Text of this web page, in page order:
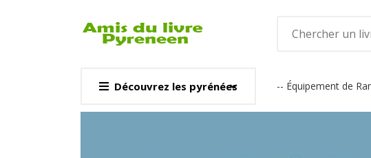
CARTE & GUIDES
Découvrez les pyrénées -- Équipement de